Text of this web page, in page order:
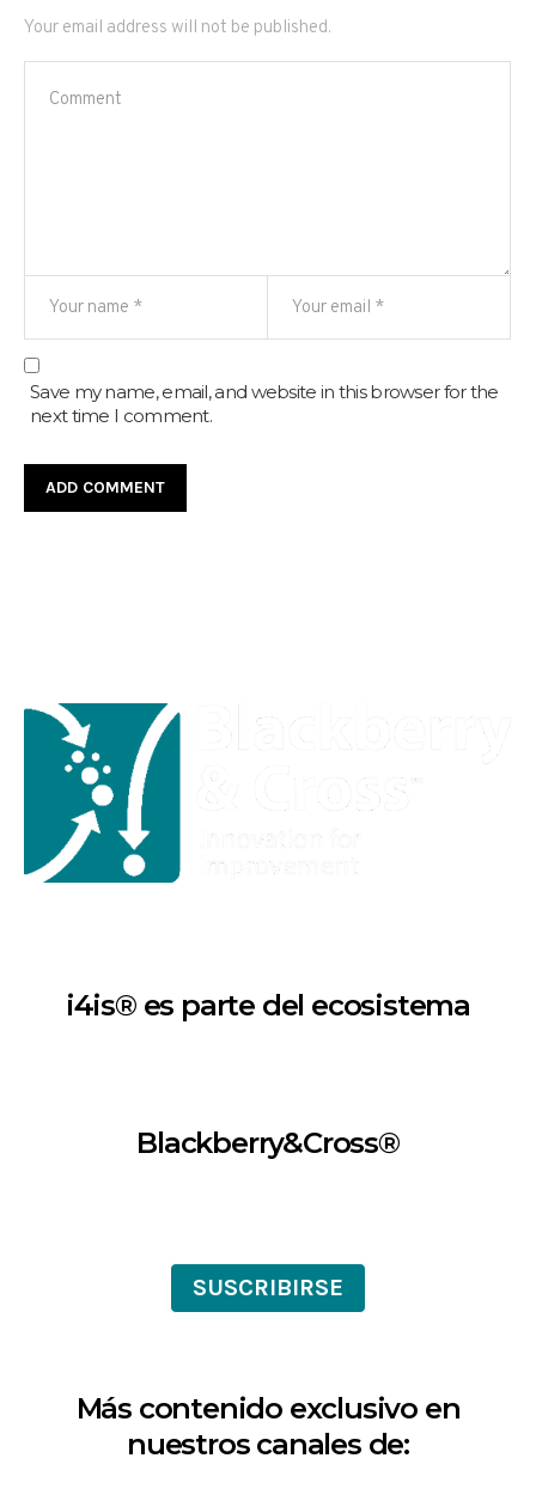
Your email address will not be published.
Save my name, email, and website in this browser for the
next time I comment.
i4is® es parte del ecosistema
Blackberry&Cross®
SUSCRIBIRSE
Más contenido exclusivo en
nuestros canales de: